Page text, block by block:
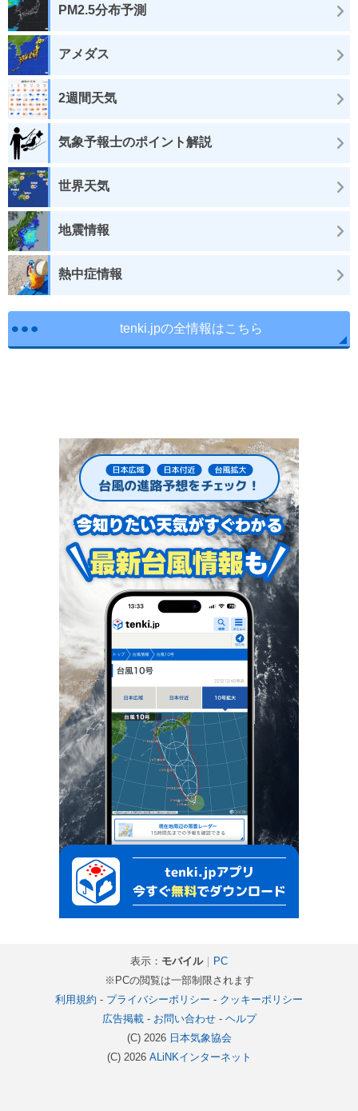
PM2.5分布予測
アメダス
2週間天気
気象予報士のポイント解説
世界天気
地震情報
熱中症情報
tenki.jpの全情報はこちら
表示： モバイル｜ PC
※PCの閲覧は一部制限されます
利用規約 - プライバシーポリシー - クッキーポリシー
広告掲載- お問い合わせ- ヘルプ
(C) 2026 日本気象協会
(C) 2026 ALiNKインターネット